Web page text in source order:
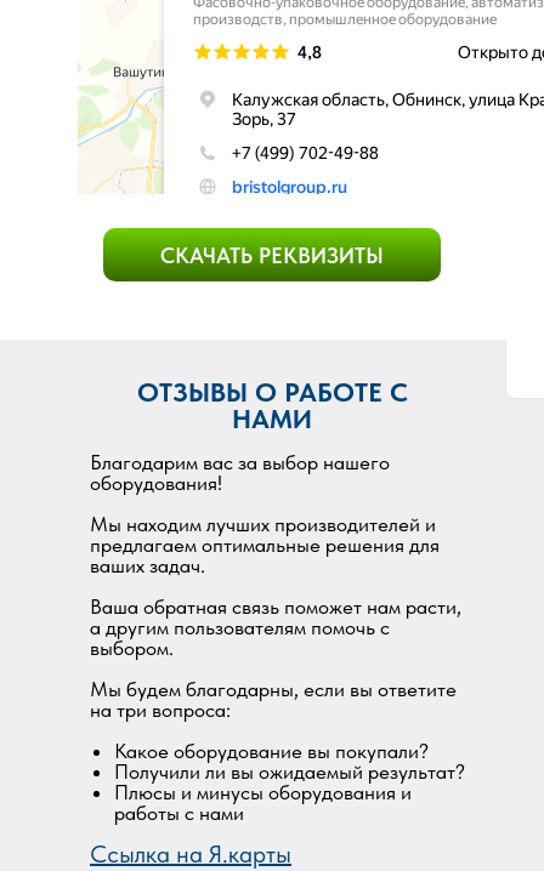
СКАЧАТЬ РЕКВИЗИТЫ
Благодарим вас за выбор нашего
оборудования!
Мы находим лучших производителей и
предлагаем оптимальные решения для
ваших задач.
Ваша обратная связь поможет нам расти,
а другим пользователям помочь с
выбором.
Мы будем благодарны, если вы ответите
на три вопроса:
Какое оборудование вы покупали?
Получили ли вы ожидаемый результат?
Плюсы и минусы оборудования и
работы с нами
Ссылка на Я.карты
ОТЗЫВЫ О РАБОТЕ С
НАМИ